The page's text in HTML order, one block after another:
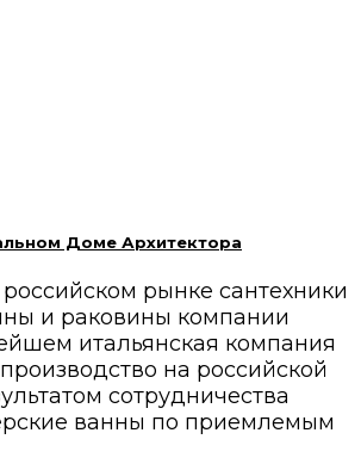
Доме Архитектора
рынке сантехники
и раковины компании
итальянская компания
на российской
сотрудничества
ванны по приемлемым